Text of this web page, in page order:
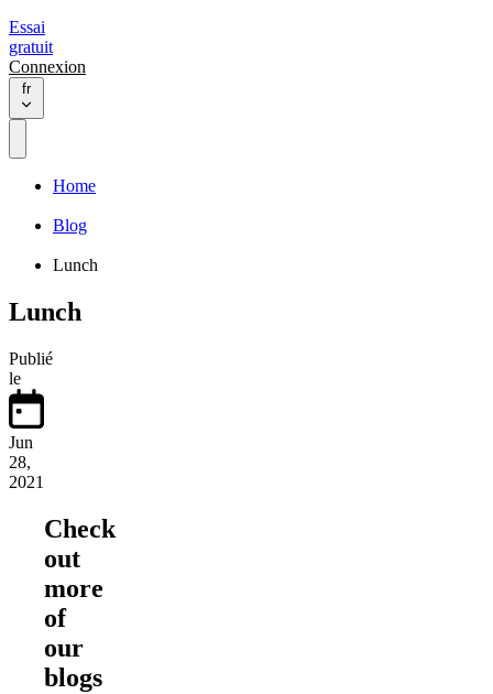
Essai
gratuit
Connexion
fr
Home
Blog
Lunch
Lunch
Publié
le
Jun
28,
2021
Check
out
more
of
our
blogs